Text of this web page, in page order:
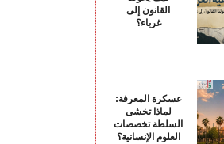
القانون إلى
غرباء؟
عسكرة المعرفة:
لماذا تخشى
السلطة تخصصات
العلوم الإنسانية؟